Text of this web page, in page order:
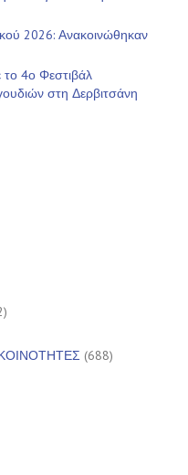
2026: Ανακοινώθηκαν
το 4ο Φεστιβάλ
στη Δερβιτσάνη
(688)